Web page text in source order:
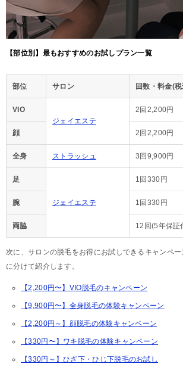
【部位別】最もおすすめのお試しプラン一覧
部位 サロン 回数・料金(
VIO
ジェイエステ
2回2,200円
顔 2回2,200円
全身 ストラッシュ 3回9,900円
足
ジェイエステ
1回330円
腕 1回330円
両脇 12回(5年保証
次に、サロンの脱毛をお得にお試しできるキャンペ
に分けて紹介します。
【2,200円〜】VIO脱毛のキャンペーン
【9,900円〜】全身脱毛の体験キャンペーン
【2,200円～】顔脱毛の体験キャンペーン
【330円〜】ワキ脱毛の体験キャンペーン
【330円～】ひざ下・ひじ下脱毛のお試し